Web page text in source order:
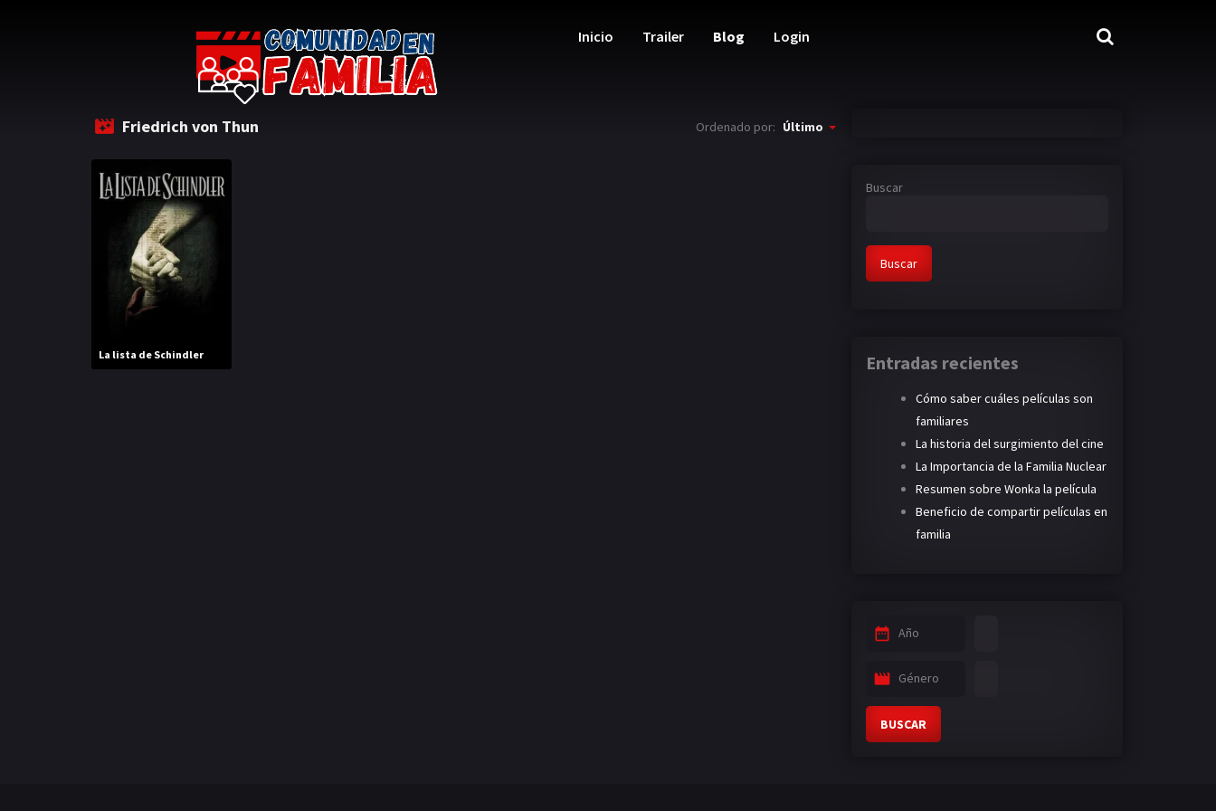
Inicio Trailer Blog Login
Friedrich von Thun Ordenado por: Último
La lista de Schindler
Buscar
Buscar
Entradas recientes
Cómo saber cuáles películas son
familiares
La historia del surgimiento del cine
La Importancia de la Familia Nuclear
Resumen sobre Wonka la película
Beneficio de compartir películas en
familia
Año
Género
BUSCAR